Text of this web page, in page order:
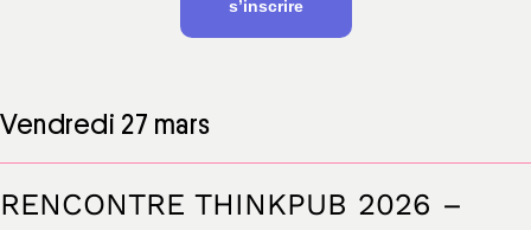
s’inscrire
Vendredi 27 mars
RENCONTRE THINKPUB 2026 –